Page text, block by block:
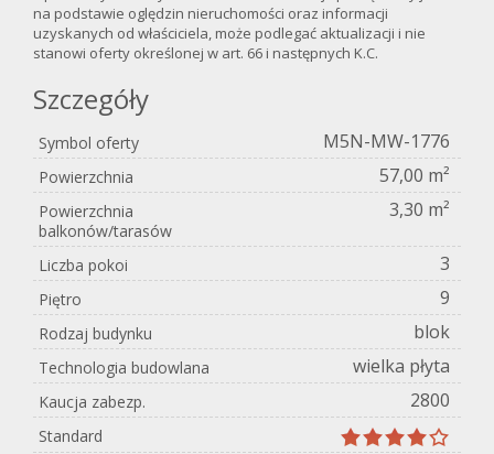
na podstawie oględzin nieruchomości oraz informacji
uzyskanych od właściciela, może podlegać aktualizacji i nie
stanowi oferty określonej w art. 66 i następnych K.C.
Szczegóły
Symbol oferty M5N-MW-1776
Powierzchnia 57,00 m²
Powierzchnia
balkonów/tarasów
3,30 m²
Liczba pokoi 3
Piętro 9
Rodzaj budynku blok
Technologia budowlana wielka płyta
Kaucja zabezp. 2800
Standard